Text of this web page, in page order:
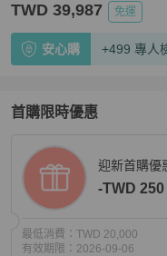
TWD 39,987 免運
安心購 +499 專人
首購限時優惠
迎新首購優
-TWD 250
最低消費： TWD 20,000
有效期限： 2026-09-06